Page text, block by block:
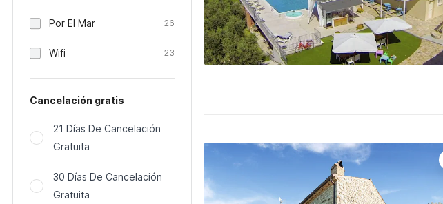
Por El Mar 26
Wifi 23
Cancelación gratis
21 Días De Cancelación
Gratuita
30 Días De Cancelación
Gratuita